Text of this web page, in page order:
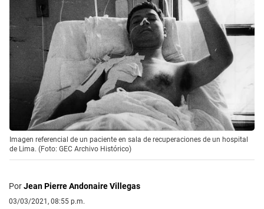
Imagen referencial de un paciente en sala de recuperaciones de un hospital
de Lima. (Foto: GEC Archivo Histórico)
PorJean Pierre Andonaire Villegas
03/03/2021, 08:55 p.m.